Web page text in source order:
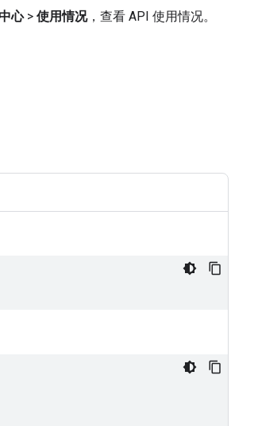
心> 使用情况，查看 API 使用情况。